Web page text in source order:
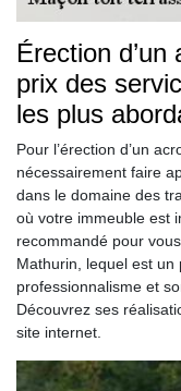
Érection
prix des
les plus
Pour l’érection d’un
nécessairement faire
dans le domaine des
où votre immeuble est
recommandé pour
Mathurin, lequel est
professionnalisme et
Découvrez ses
site internet.